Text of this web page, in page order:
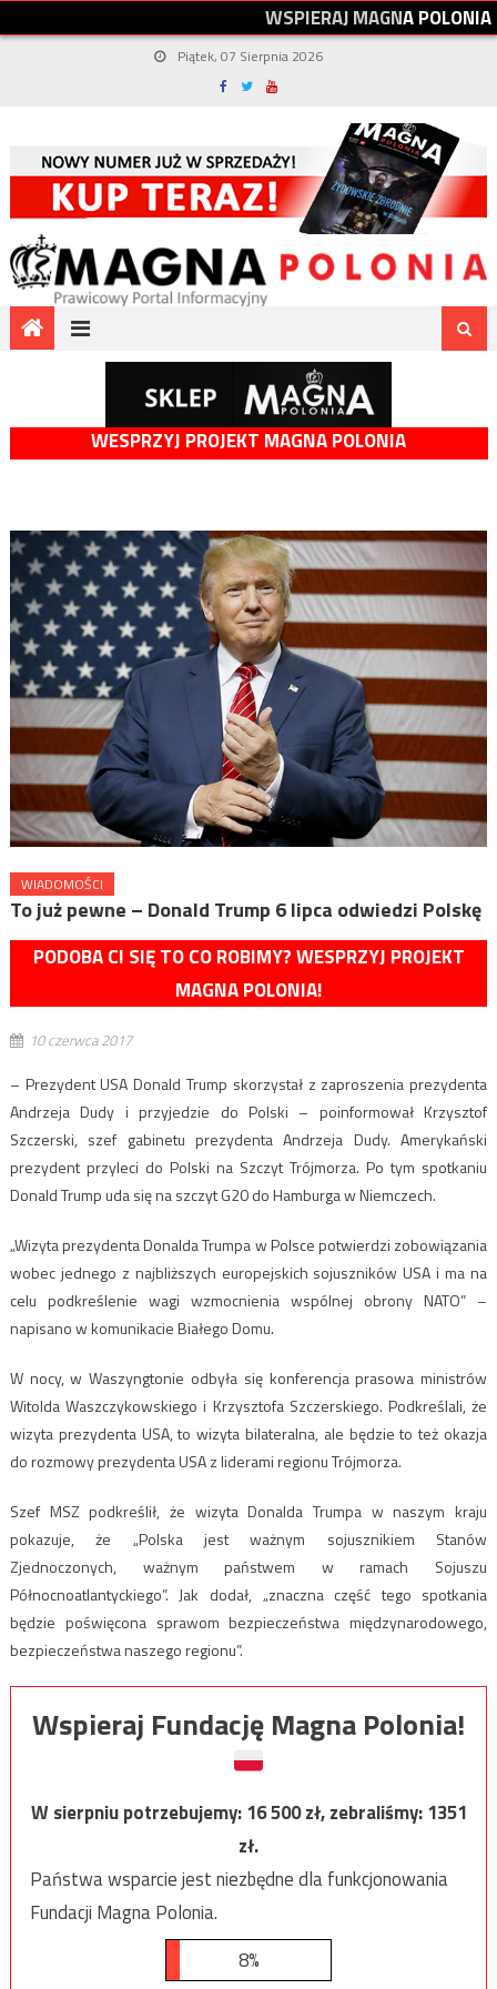
WSPIERAJMAGNAPOLONIA
Piątek, 07 Sierpnia 2026
WESPRZYJ PROJEKT MAGNA POLONIA
WIADOMOŚCI
To już pewne – Donald Trump 6 lipca odwiedzi Polskę
PODOBA CI SIĘ TO CO ROBIMY? WESPRZYJ PROJEKT
MAGNA POLONIA!
10 czerwca 2017
– Prezydent USA Donald Trump skorzystał z zaproszenia prezydenta
Andrzeja Dudy i przyjedzie do Polski – poinformował Krzysztof
Szczerski, szef gabinetu prezydenta Andrzeja Dudy. Amerykański
prezydent przyleci do Polski na Szczyt Trójmorza. Po tym spotkaniu
Donald Trump uda się na szczyt G20 do Hamburga w Niemczech.
„Wizyta prezydenta Donalda Trumpa w Polsce potwierdzi zobowiązania
wobec jednego z najbliższych europejskich sojuszników USA i ma na
celu podkreślenie wagi wzmocnienia wspólnej obrony NATO” –
napisano w komunikacie Białego Domu.
W nocy, w Waszyngtonie odbyła się konferencja prasowa ministrów
Witolda Waszczykowskiego i Krzysztofa Szczerskiego. Podkreślali, że
wizyta prezydenta USA, to wizyta bilateralna, ale będzie to też okazja
do rozmowy prezydenta USA z liderami regionu Trójmorza.
Szef MSZ podkreślił, że wizyta Donalda Trumpa w naszym kraju
pokazuje, że „Polska jest ważnym sojusznikiem Stanów
Zjednoczonych, ważnym państwem w ramach Sojuszu
Północnoatlantyckiego”. Jak dodał, „znaczna część tego spotkania
będzie poświęcona sprawom bezpieczeństwa międzynarodowego,
bezpieczeństwa naszego regionu”.
Wspieraj Fundację Magna Polonia!
W sierpniu potrzebujemy:16 500zł, zebraliśmy:1351
zł.
Państwa wsparcie jest niezbędne dla funkcjonowania
Fundacji Magna Polonia.
8%